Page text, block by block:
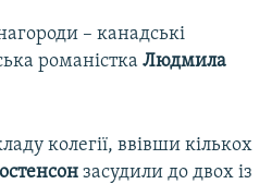
– канадські
романісткаЛюдмила
колегії, ввівши кількох
засудили до двох із